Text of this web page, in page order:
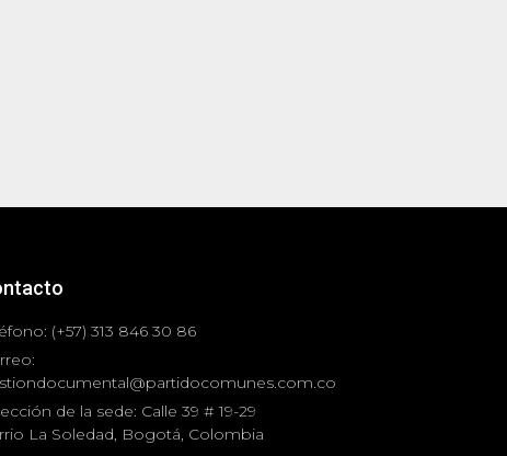
(+57) 313 846 30 86
de la sede: Calle 39 # 19-29
La Soledad, Bogotá, Colombia